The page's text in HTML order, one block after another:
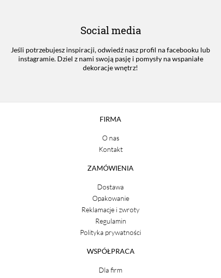
Social media
Jeśli potrzebujesz inspiracji, odwiedź nasz profil na facebooku lub
instagramie. Dziel z nami swoją pasję i pomysły na wspaniałe
dekoracje wnętrz!
FIRMA
O nas
Kontakt
ZAMÓWIENIA
Dostawa
Opakowanie
Reklamacje i zwroty
Regulamin
Polityka prywatności
WSPÓŁPRACA
Dla firm